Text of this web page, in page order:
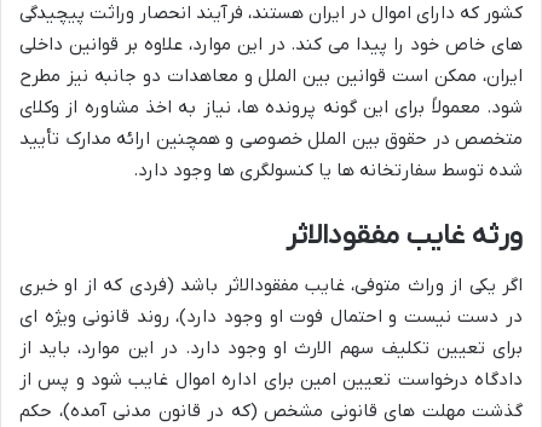
کشور که دارای اموال در ایران هستند، فرآیند انحصار وراثت پیچیدگی
های خاص خود را پیدا می کند. در این موارد، علاوه بر قوانین داخلی
ایران، ممکن است قوانین بین الملل و معاهدات دو جانبه نیز مطرح
شود. معمولاً برای این گونه پرونده ها، نیاز به اخذ مشاوره از وکلای
متخصص در حقوق بین الملل خصوصی و همچنین ارائه مدارک تأیید
شده توسط سفارتخانه ها یا کنسولگری ها وجود دارد.
ورثه غایب مفقودالاثر
اگر یکی از وراث متوفی، غایب مفقودالاثر باشد (فردی که از او خبری
در دست نیست و احتمال فوت او وجود دارد)، روند قانونی ویژه ای
برای تعیین تکلیف سهم الارث او وجود دارد. در این موارد، باید از
دادگاه درخواست تعیین امین برای اداره اموال غایب شود و پس از
گذشت مهلت های قانونی مشخص (که در قانون مدنی آمده)، حکم